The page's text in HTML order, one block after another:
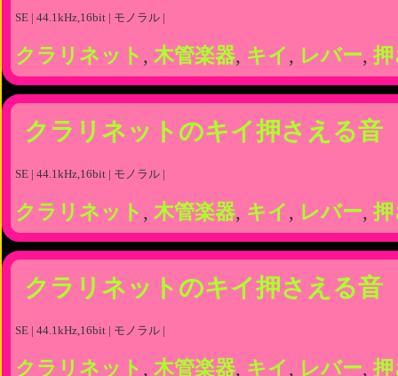
SE | 44.1kHz,16bit | モノラル |
クラリネット , 木管楽器, キイ , レバー,
クラリネットのキイ押さえる音
SE | 44.1kHz,16bit | モノラル |
クラリネット , 木管楽器, キイ , レバー,
クラリネットのキイ押さえる音
SE | 44.1kHz,16bit | モノラル |
クラリネット , 木管楽器, キイ , レバー,